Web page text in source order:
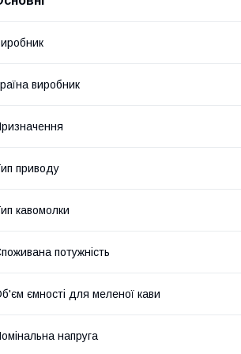
виробник
приводу
кавомолки
потужність
ємності для меленої кави
напруга